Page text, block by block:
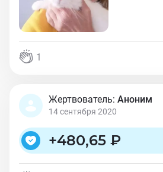
1
Жертвователь: Аноним
14 сентября 2020
+480,65 ₽